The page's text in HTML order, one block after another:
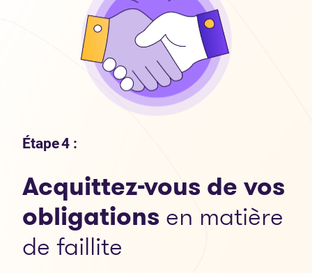
Étape 4 :
Acquittez-vous de vos
obligations en matière
de faillite